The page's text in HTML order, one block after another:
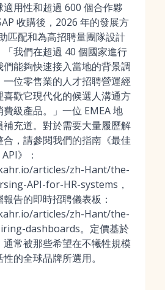
用性和超過 600 個合作夥
收購後，2026 年的發展方
匹配和為高招聘量團隊設計
我們在超過 40 個國家進行
能夠快速接入當地的背景調
位零售業的人才招聘營運經
歡它現代化的候選人溝通方
級產品。」一位 EMEA 地
補充道。對於需要大量履歷解
，請參閱我們的指南《最佳
》：
articles/zh-Hant/the-
API-for-HR-systems，
告的即時招聘儀表板：
articles/zh-Hant/the-
dashboards。定價基於
常被那些希望在不犧牲規模
的全球品牌所選用。